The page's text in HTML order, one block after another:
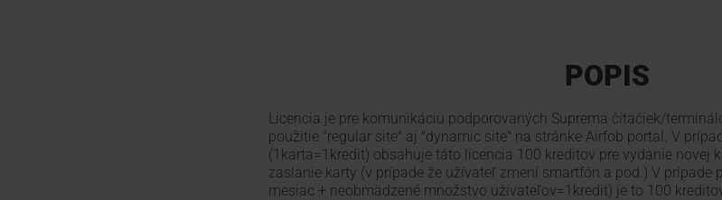
POPIS
Licencia je pre komunikáciu podporovaných Suprema čítačiek/
použitie "regular site" aj "dynamic site" na stránke Airfob portal. V
(1karta=1kredit) obsahuje táto licencia 100 kreditov pre vydanie novej
zaslanie karty (v prípade že užívateľ zmení smartfón a pod.) V prípade
mesiac + neobmädzené množstvo užívateľov=1kredit) je to 100